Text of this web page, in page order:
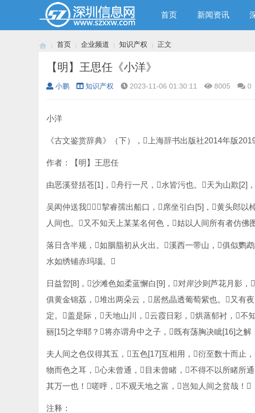
首页 新闻资讯
›
首页 企业频道
›
知识产权
›
正文
【明】王思任《小洋》
小鹏 知识产权 2023-11-06 01:30:11 8005 0
小洋
《古文鉴赏辞典》（下），上海辞书出版社2014年版
作者：【明】王思任
由恶溪登括苍[1]，舟行一尺，水皆污也。天为山欺[2]
吴闳仲送我，挈睿孺出船口，席坐引白[5]，黄头郎
人间也。又不知天上某某名何色，姑以人间所有者仿佛
落日含半规，如胭脂初从火出。溪西一带山，俱似
水如绣铺赤玛瑙。
日益曶[8]，沙滩色如柔蓝懈白[9]，对岸沙则芦花月影，
俱黄金锦荔，堆出两朵云，居然晶透葡萄紫也。又有
定。盖是际，天地山川，云霞日彩，烘蒸郁衬，不
丽[15]之华耶？将亦谓舟中之子，既有荡胸决眦[16]之
夫人间之色仅得其五，五色[17]互相用，衍至数十而止
物而色之耳，心未曾通，目未曾睹，不得不以所睹所
其万一也！嗟呼，不观天地之富，岂知人间之贫哉！
注释：